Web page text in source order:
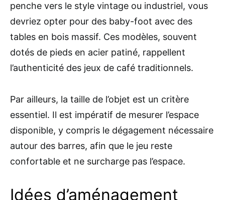
penche vers le style vintage ou industriel, vous
devriez opter pour des baby-foot avec des
tables en bois massif. Ces modèles, souvent
dotés de pieds en acier patiné, rappellent
l’authenticité des jeux de café traditionnels.
Par ailleurs, la taille de l’objet est un critère
essentiel. Il est impératif de mesurer l’espace
disponible, y compris le dégagement nécessaire
autour des barres, afin que le jeu reste
confortable et ne surcharge pas l’espace.
Idées d’aménagement